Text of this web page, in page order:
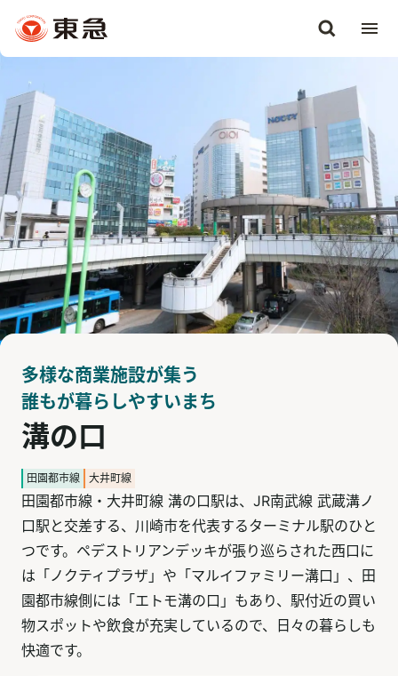
多様な商業施設が集う
誰もが暮らしやすいまち
溝の口
田園都市線 大井町線
田園都市線・大井町線 溝の口駅は、JR南武線 武蔵溝ノ
口駅と交差する、川崎市を代表するターミナル駅のひと
つです。ペデストリアンデッキが張り巡らされた西口に
は「ノクティプラザ」や「マルイファミリー溝口」、田
園都市線側には「エトモ溝の口」もあり、駅付近の買い
物スポットや飲食が充実しているので、日々の暮らしも
快適です。